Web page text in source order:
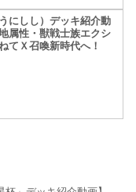
にしし）デッキ紹介動
属性・獣戦士族エクシ
てＸ召喚新時代へ！